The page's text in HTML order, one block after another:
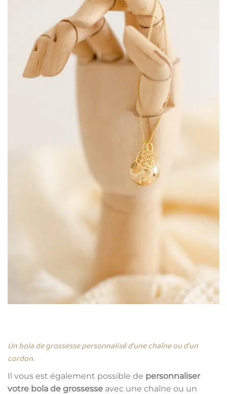
Un bola de grossesse personnalisé d’une chaîne ou d’un
cordon.
Il vous est également possible de personnaliser
votre bola de grossesse avec une chaîne ou un